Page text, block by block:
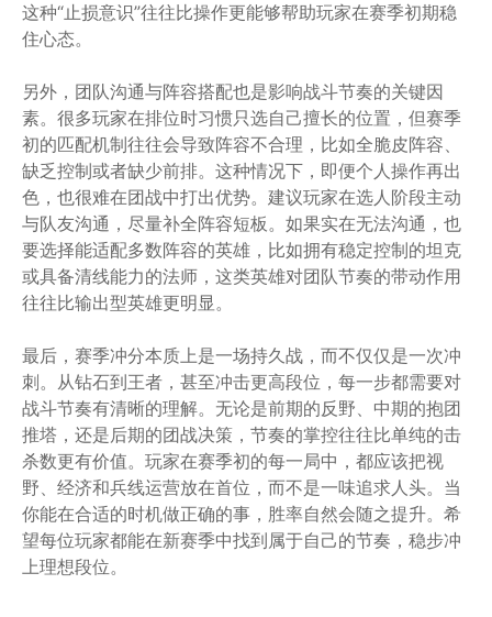
这种“止损意识”往往比操作更能够帮助玩家在赛季初期稳
住心态。
另外，团队沟通与阵容搭配也是影响战斗节奏的关键因
素。很多玩家在排位时习惯只选自己擅长的位置，但赛季
初的匹配机制往往会导致阵容不合理，比如全脆皮阵容、
缺乏控制或者缺少前排。这种情况下，即便个人操作再出
色，也很难在团战中打出优势。建议玩家在选人阶段主动
与队友沟通，尽量补全阵容短板。如果实在无法沟通，也
要选择能适配多数阵容的英雄，比如拥有稳定控制的坦克
或具备清线能力的法师，这类英雄对团队节奏的带动作用
往往比输出型英雄更明显。
最后，赛季冲分本质上是一场持久战，而不仅仅是一次冲
刺。从钻石到王者，甚至冲击更高段位，每一步都需要对
战斗节奏有清晰的理解。无论是前期的反野、中期的抱团
推塔，还是后期的团战决策，节奏的掌控往往比单纯的击
杀数更有价值。玩家在赛季初的每一局中，都应该把视
野、经济和兵线运营放在首位，而不是一味追求人头。当
你能在合适的时机做正确的事，胜率自然会随之提升。希
望每位玩家都能在新赛季中找到属于自己的节奏，稳步冲
上理想段位。